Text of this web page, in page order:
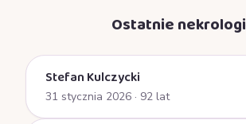
Ostatnie nekrologi
Stefan Kulczycki
31 stycznia 2026 · 92 lat